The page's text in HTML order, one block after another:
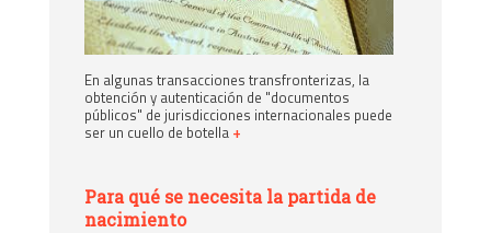
En algunas transacciones transfronterizas, la
obtención y autenticación de "documentos
públicos" de jurisdicciones internacionales puede
ser un cuello de botella +
Para qué se necesita la partida de
nacimiento